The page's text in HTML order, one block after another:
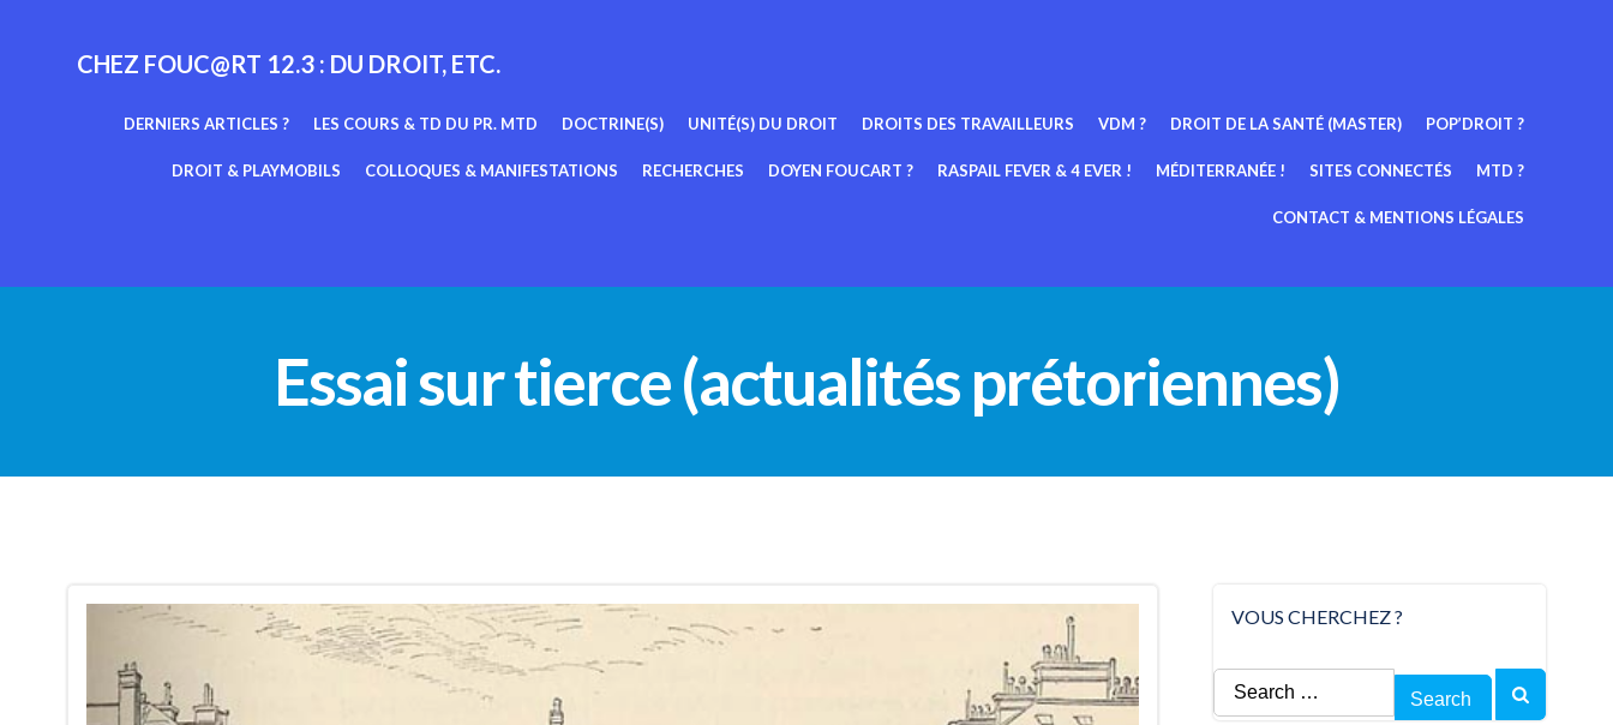
CHEZ FOUC@RT 12.3 : DU DROIT, ETC.
DERNIERS ARTICLES ? LES COURS & TD DU PR. MTD DOCTRINE(S) UNITÉ(S) DU DROIT DROITS DES TRAVAILLEURS VDM ? DROIT DE LA SANTÉ (MASTER) POP’DROIT ?
DROIT & PLAYMOBILS COLLOQUES & MANIFESTATIONS RECHERCHES DOYEN FOUCART ? RASPAIL FEVER & 4 EVER ! MÉDITERRANÉE ! SITES CONNECTÉS MTD ?
CONTACT & MENTIONS LÉGALES
Essai sur tierce (actualités prétoriennes)
VOUS CHERCHEZ ?
Search
for: